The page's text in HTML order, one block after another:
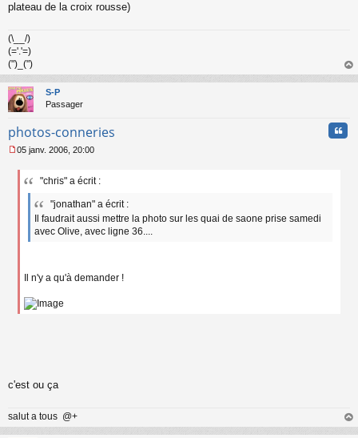
n
plateau de la croix rousse)
(\__/)
(='.'=)
(")_(")
au
S-P
Passager
photos-conneries
e
05 janv. 2006, 20:00
"chris" a écrit :
"jonathan" a écrit :
Il faudrait aussi mettre la photo sur les quai de saone prise samedi
avec Olive, avec ligne 36....
Il n'y a qu'à demander !
c'est ou ça
salut a tous @+
au